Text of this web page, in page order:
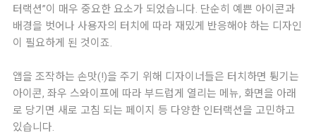
터랙션”이 매우 중요한 요소가 되었습니다. 단순히 예쁜 아이콘과
배경을 벗어나 사용자의 터치에 따라 재밌게 반응해야 하는 디자인
이 필요하게 된 것이죠.
앱을 조작하는 손맛(!)을 주기 위해 디자이너들은 터치하면 튕기는
아이콘, 좌우 스와이프에 따라 부드럽게 열리는 메뉴, 화면을 아래
로 당기면 새로 고침 되는 페이지 등 다양한 인터랙션을 고민하고
있습니다.